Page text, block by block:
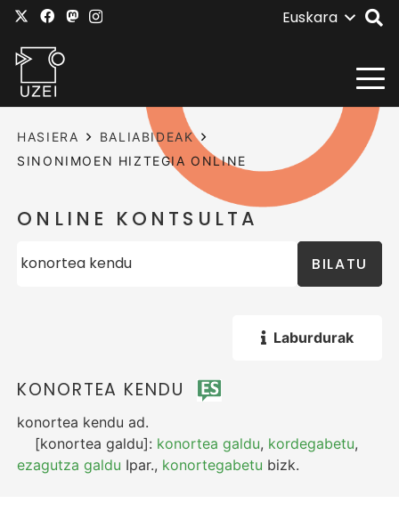
Euskara
HASIERA
BALIABIDEAK
SINONIMOEN HIZTEGIA ONLINE
ONLINE KONTSULTA
BILATU
Laburdurak
KONORTEA KENDU
konortea kendu ad.
[konortea galdu]: konortea galdu, kordegabetu,
ezagutza galdu Ipar., konortegabetu bizk.